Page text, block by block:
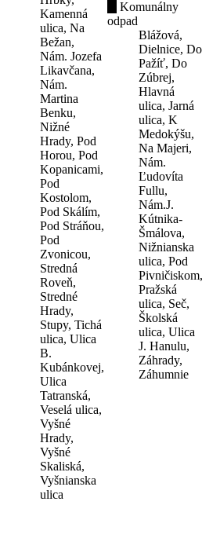
Kamenná
ulica, Na
Bežan,
Nám. Jozefa
Likavčana,
Nám.
Martina
Benku,
Nižné
Hrady, Pod
Horou, Pod
Kopanicami,
Pod
Kostolom,
Pod Skálím,
Pod Stráňou,
Pod
Zvonicou,
Stredná
Roveň,
Stredné
Hrady,
Stupy, Tichá
ulica, Ulica
B.
Kubánkovej,
Ulica
Tatranská,
Veselá ulica,
Vyšné
Hrady,
Vyšné
Skaliská,
Vyšnianska
ulica
Komunálny
odpad
Blážová,
Dielnice, Do
Pažíť, Do
Zúbrej,
Hlavná
ulica, Jarná
ulica, K
Medokýšu,
Na Majeri,
Nám.
Ľudovíta
Fullu,
Nám.J.
Kútnika-
Šmálova,
Nižnianska
ulica, Pod
Pivničiskom,
Pražská
ulica, Seč,
Školská
ulica, Ulica
J. Hanulu,
Záhrady,
Záhumnie